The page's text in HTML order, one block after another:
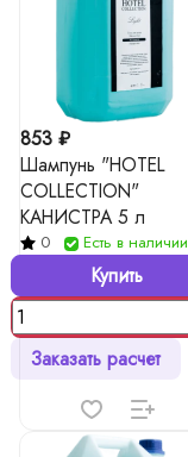
853 ₽
Шампунь "HOTEL
COLLECTION"
КАНИСТРА 5 л
0 Есть в наличии
Купить
Заказать расчет